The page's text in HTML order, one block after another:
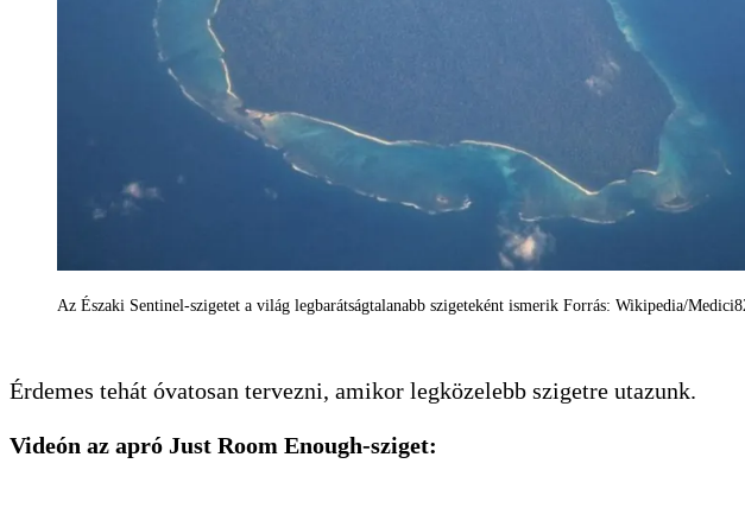
Az Északi Sentinel-szigetet a világ legbarátságtalanabb szigeteként ismerik Forrás: Wikipedia/
Érdemes tehát óvatosan tervezni, amikor legközelebb szigetre utazunk.
Videón az apró Just Room Enough-sziget: